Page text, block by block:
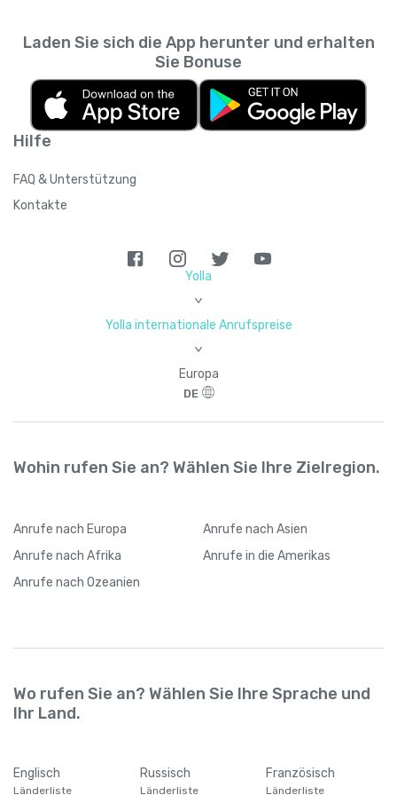
Hilfe
FAQ & Unterstützung
Kontakte
Laden Sie sich die App herunter und erhalten
Sie Bonuse
Yolla
>
Yolla internationale Anrufspreise
>
Europa
DE
Wohin rufen Sie an? Wählen Sie Ihre Zielregion.
Anrufe nach Europa Anrufe nach Asien
Anrufe nach Afrika Anrufe in die Amerikas
Anrufe nach Ozeanien
Wo rufen Sie an? Wählen Sie Ihre Sprache und
Ihr Land.
Englisch
Länderliste
Russisch
Länderliste
Französisch
Länderliste